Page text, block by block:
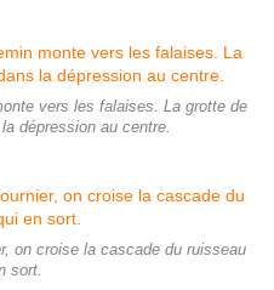
vers les falaises. La grotte de
dépression au centre.
on croise la cascade du ruisseau
sort.